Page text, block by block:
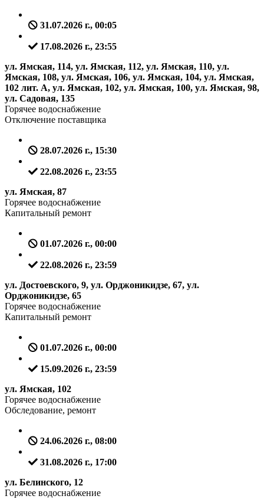
31.07.2026 г., 00:05
17.08.2026 г., 23:55
ул. Ямская, 114, ул. Ямская, 112, ул. Ямская, 110, ул.
Ямская, 108, ул. Ямская, 106, ул. Ямская, 104, ул. Ямская,
102 лит. А, ул. Ямская, 102, ул. Ямская, 100, ул. Ямская, 98,
ул. Садовая, 135
Горячее водоснабжение
Отключение поставщика
28.07.2026 г., 15:30
22.08.2026 г., 23:55
ул. Ямская, 87
Горячее водоснабжение
Капитальный ремонт
01.07.2026 г., 00:00
22.08.2026 г., 23:59
ул. Достоевского, 9, ул. Орджоникидзе, 67, ул.
Орджоникидзе, 65
Горячее водоснабжение
Капитальный ремонт
01.07.2026 г., 00:00
15.09.2026 г., 23:59
ул. Ямская, 102
Горячее водоснабжение
Обследование, ремонт
24.06.2026 г., 08:00
31.08.2026 г., 17:00
ул. Белинского, 12
Горячее водоснабжение